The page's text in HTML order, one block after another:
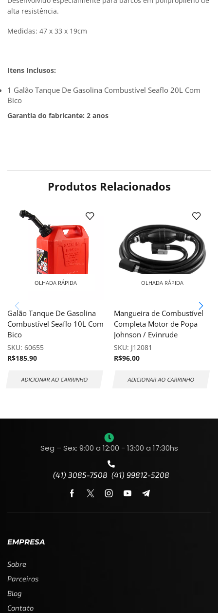
alta resistência.
Medidas: 47 x 33 x 19cm
Itens Inclusos:
1 Galão Tanque De Gasolina Combustível Seaflo 20L Com
Bico
Garantia do fabricante: 2 anos
Produtos Relacionados
OLHADA RÁPIDA
Galão Tanque De Gasolina
Combustível Seaflo 10L Com
Bico
SKU: 60655
R$185,90
ADICIONAR AO CARRINHO
OLHADA RÁPIDA
Mangueira de Combustível
Completa Motor de Popa
Johnson / Evinrude
SKU: J12081
R$96,00
ADICIONAR AO CARRINHO
Seg – Sex: 9:00 a 12:00 - 13:00 a 17:30hs
(41) 3085-7508 (41) 99812-5208
EMPRESA
Sobre
Parceiros
Blog
Contato